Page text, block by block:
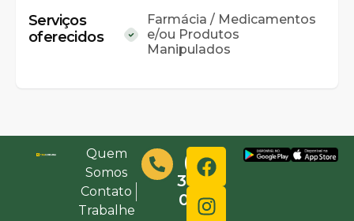
Serviços
oferecidos
Farmácia / Medicamentos
e/ou Produtos
Manipulados
Quem
Somos
Contato
Trabalhe
(48)
3632-
0000